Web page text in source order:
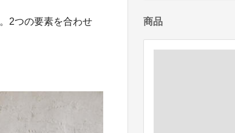
。2つの要素を合わせ
商品